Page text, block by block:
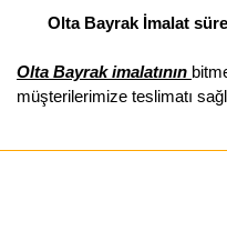
Olta Bayrak İmalat
Olta Bayrak imalatının
müşterilerimize teslimatı